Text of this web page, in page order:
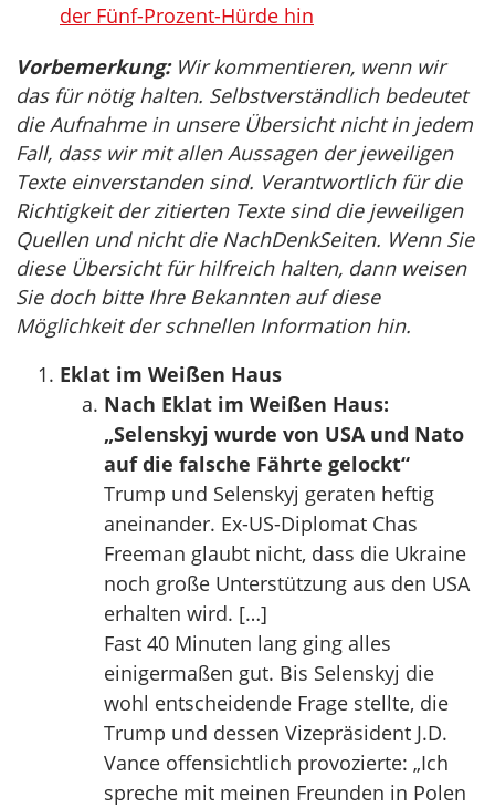
der Fünf-Prozent-Hürde hin
Vorbemerkung:Wir kommentieren, wenn wir
das für nötig halten. Selbstverständlich bedeutet
die Aufnahme in unsere Übersicht nicht in jedem
Fall, dass wir mit allen Aussagen der jeweiligen
Texte einverstanden sind. Verantwortlich für die
Richtigkeit der zitierten Texte sind die jeweiligen
Quellen und nicht die NachDenkSeiten. Wenn Sie
diese Übersicht für hilfreich halten, dann weisen
Sie doch bitte Ihre Bekannten auf diese
Möglichkeit der schnellen Information hin.
Eklat im Weißen Haus
Nach Eklat im Weißen Haus:
„Selenskyj wurde von USA und Nato
auf die falsche Fährte gelockt“
Trump und Selenskyj geraten heftig
aneinander. Ex-US-Diplomat Chas
Freeman glaubt nicht, dass die Ukraine
noch große Unterstützung aus den USA
erhalten wird. […]
Fast 40 Minuten lang ging alles
einigermaßen gut. Bis Selenskyj die
wohl entscheidende Frage stellte, die
Trump und dessen Vizepräsident J.D.
Vance offensichtlich provozierte: „Ich
spreche mit meinen Freunden in Polen